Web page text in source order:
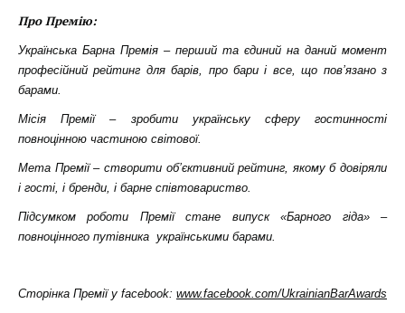
Про Премію:
Українська Барна Премія – перший та єдиний на даний момент
професійний рейтинг для барів, про бари і все, що пов’язано з
барами.
Місія Премії – зробити українську сферу гостинності
повноцінною частиною світової.
Мета Премії – створити об’єктивний рейтинг, якому б довіряли
і гості, і бренди, і барне співтовариство.
Підсумком роботи Премії стане випуск «Барного гіда» –
повноцінного путівника українськими барами.
Сторінка Премії у facebook: www.facebook.com/UkrainianBarAwards